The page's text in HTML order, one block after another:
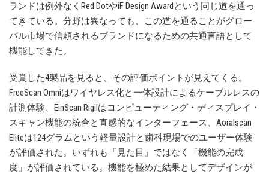
ランドは例外なくRed DotやiF Design Awardという同じ道を通っ
てきている。分野は異なっても、この道を通ることがグロー
バル市場で信頼されるブランドになるための共通言語として
機能してきた。
受賞した4製品を見ると、その評価ポイントが見えてくる。
FreeScan Omniはワイヤレス化と一体設計によるケーブルレスの
計測体験、EinScan Rigilはコンピューティング・ディスプレイ・
スキャン機能の統合と直感的なインターフェース、Aoralscan
Eliteは124グラムという軽量設計と歯科現場でのユーザー体験
が評価された。いずれも「見た目」ではなく「機能の完成
度」が評価されている。機能を極めた結果としてデザインが